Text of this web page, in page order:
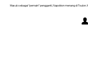
Masuk sebagai “pemain” pengganti, Napoléon menang di